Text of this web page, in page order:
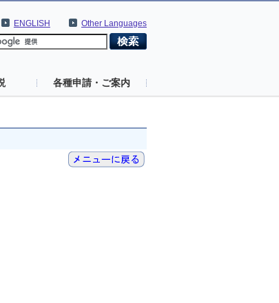
Other Languages
ENGLISH
各種申請・ご案内